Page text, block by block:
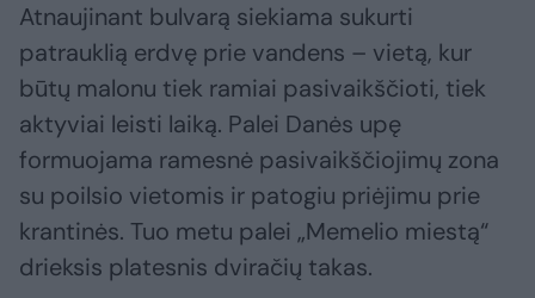
Atnaujinant bulvarą siekiama sukurti
patrauklią erdvę prie vandens – vietą, kur
būtų malonu tiek ramiai pasivaikščioti, tiek
aktyviai leisti laiką. Palei Danės upę
formuojama ramesnė pasivaikščiojimų zona
su poilsio vietomis ir patogiu priėjimu prie
krantinės. Tuo metu palei „Memelio miestą“
drieksis platesnis dviračių takas.